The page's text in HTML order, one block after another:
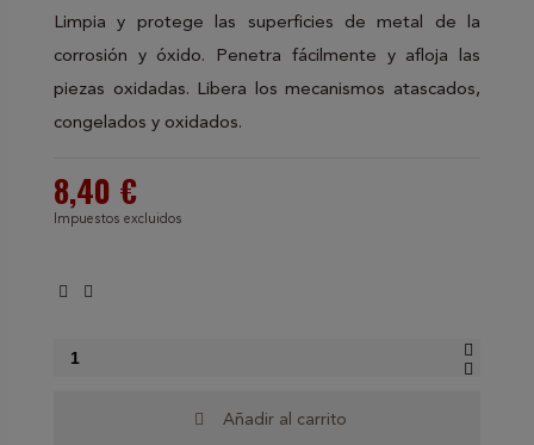
Limpia y protege las superficies de metal de la
corrosión y óxido. Penetra fácilmente y afloja las
piezas oxidadas. Libera los mecanismos atascados,
congelados y oxidados.
8,40 €
Impuestos excluidos
Añadir al carrito